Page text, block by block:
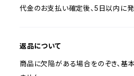
代金のお支払い確定後、5日以内に発
返品について
商品に欠陥がある場合をのぞき、基